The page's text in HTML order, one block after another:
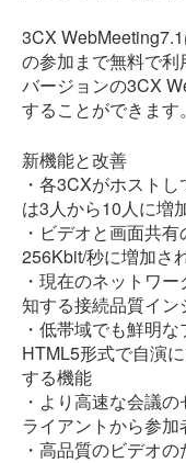
3CX
の参加まで無料で
バージョンの3CX
することができます。
新機能と改善
・各3CXがホスト
は3人から10人に増
・ビデオと画面共
256Kbit/秒に増加さ
・現在のネットワ
知する接続品質イン
・低帯域でも鮮明
HTML5形式で自演
する機能
・より高速な会議
ライアントから参
・高品質のビデオ